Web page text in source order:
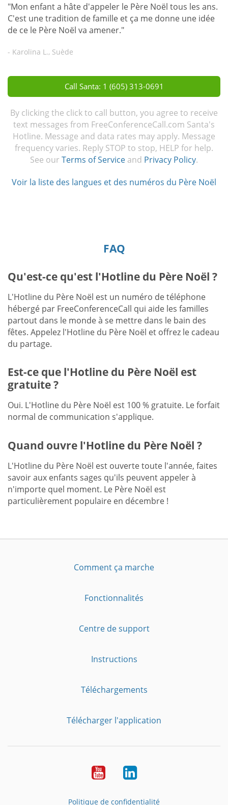
"Mon enfant a hâte d'appeler le Père Noël tous les ans.
C'est une tradition de famille et ça me donne une idée
de ce le Père Noël va amener."
- Karolina L., Suède
Call Santa: 1 (605) 313-0691
By clicking the click to call button, you agree to receive
text messages from FreeConferenceCall.com Santa's
Hotline. Message and data rates may apply. Message
frequency varies. Reply STOP to stop, HELP for help.
See our Terms of Service and Privacy Policy.
Voir la liste des langues et des numéros du Père Noël
FAQ
Qu'est-ce qu'est l'Hotline du Père Noël ?
L'Hotline du Père Noël est un numéro de téléphone
hébergé par FreeConferenceCall qui aide les familles
partout dans le monde à se mettre dans le bain des
fêtes. Appelez l'Hotline du Père Noël et offrez le cadeau
du partage.
Est-ce que l'Hotline du Père Noël est
gratuite ?
Oui. L'Hotline du Père Noël est 100 % gratuite. Le forfait
normal de communication s'applique.
Quand ouvre l'Hotline du Père Noël ?
L'Hotline du Père Noël est ouverte toute l'année, faites
savoir aux enfants sages qu'ils peuvent appeler à
n'importe quel moment. Le Père Noël est
particulièrement populaire en décembre !
Comment ça marche
Fonctionnalités
Centre de support
Instructions
Téléchargements
Télécharger l'application
YouTubeLinkedIn
Politique de confidentialité